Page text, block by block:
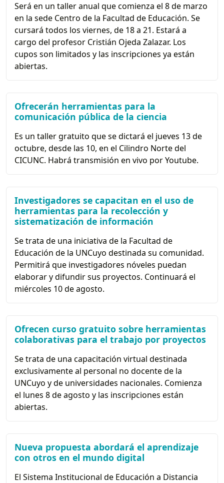
Será en un taller anual que comienza el 8 de marzo
en la sede Centro de la Facultad de Educación. Se
cursará todos los viernes, de 18 a 21. Estará a
cargo del profesor Cristián Ojeda Zalazar. Los
cupos son limitados y las inscripciones ya están
abiertas.
Ofrecerán herramientas para la
comunicación pública de la ciencia
Es un taller gratuito que se dictará el jueves 13 de
octubre, desde las 10, en el Cilindro Norte del
CICUNC. Habrá transmisión en vivo por Youtube.
Investigadores se capacitan en el uso de
herramientas para la recolección y
sistematización de información
Se trata de una iniciativa de la Facultad de
Educación de la UNCuyo destinada su comunidad.
Permitirá que investigadores nóveles puedan
elaborar y difundir sus proyectos. Continuará el
miércoles 10 de agosto.
Ofrecen curso gratuito sobre herramientas
colaborativas para el trabajo por proyectos
Se trata de una capacitación virtual destinada
exclusivamente al personal no docente de la
UNCuyo y de universidades nacionales. Comienza
el lunes 8 de agosto y las inscripciones están
abiertas.
Nueva propuesta abordará el aprendizaje
con otros en el mundo digital
El Sistema Institucional de Educación a Distancia